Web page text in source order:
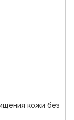
кожи без